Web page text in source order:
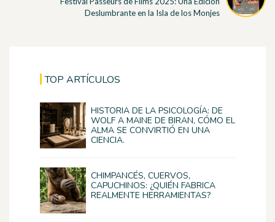
Deslumbrante en la Isla de los Monjes
TOP ARTÍCULOS
HISTORIA DE LA PSICOLOGÍA: DE
WOLF A MAINE DE BIRAN, CÓMO EL
ALMA SE CONVIRTIÓ EN UNA
CIENCIA.
CHIMPANCÉS, CUERVOS,
CAPUCHINOS: ¿QUIÉN FABRICA
REALMENTE HERRAMIENTAS?